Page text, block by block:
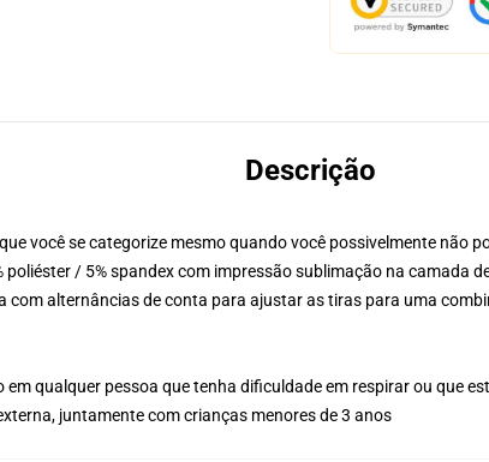
Descrição
você se categorize mesmo quando você possivelmente não
/ 5% spandex com impressão sublimação na camada
com alternâncias de conta para ajustar as tiras para uma
qualquer pessoa que tenha dificuldade em respirar ou que
juntamente com crianças menores de 3 anos